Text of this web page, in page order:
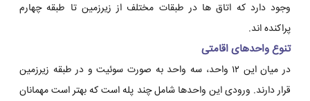
وجود دارد که اتاق ها در طبقات مختلف از زیرزمین تا طبقه چهارم
پراکنده اند.
تنوع واحدهای اقامتی
در میان این ۱۲ واحد، سه واحد به صورت سوئیت و در طبقه زیرزمین
قرار دارند. ورودی این واحدها شامل چند پله است که بهتر است مهمانان